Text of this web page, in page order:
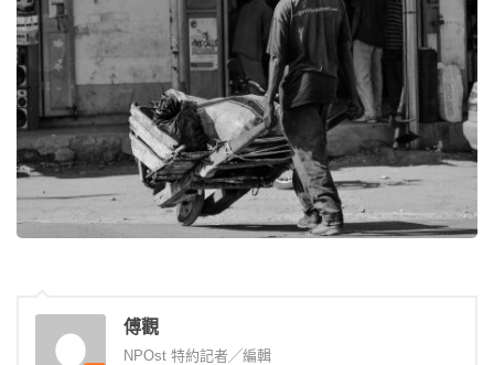
傅觀
NPOst 特約記者╱編輯